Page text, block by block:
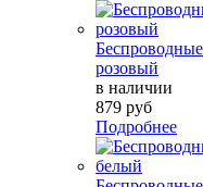
розовый
в наличии
879 руб
Подробнее